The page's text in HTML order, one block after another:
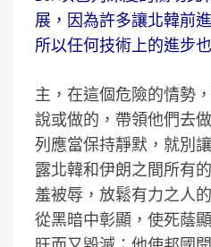
展，因為許多讓北韓前
所以任何技術上的進步
主，在這個危險的情勢
說或做的，帶領他們去
列應當保持靜默，就別
露北韓和伊朗之間所有
羞被辱，放鬆有力之人
從黑暗中彰顯，使死蔭